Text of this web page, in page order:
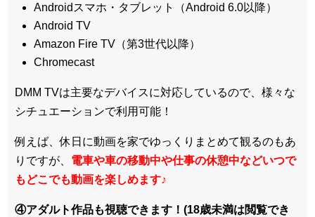
Androidスマホ・タブレット（Android 6.0以降）
Android TV
Amazon Fire TV（第3世代以降）
Chromecast
DMM TVは主要なデバイスに対応しているので、 様々な
シチュエーションで利用可能！
例えば、休日に動画を家でゆっくりまとめて観るのもあ
りですが、 電車や車の移動中や仕事の休憩中などいつで
もどこでも動画を楽しめます♪
④アダルト作品も視聴できます！(18歳未満は閲覧でき